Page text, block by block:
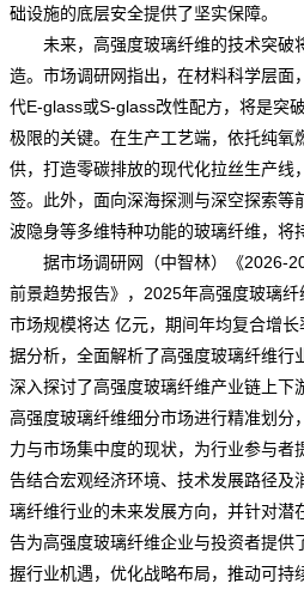
础设施的底层安全提供了坚实保障。
未来，高强度玻璃纤维的技术突破
造。 市场调研网指出，在材料科学层面
代E-glass或S-glass改性配方，将是突
极限的关键。在生产工艺端，依托纯氧
供，打造零碳排放的现代化拉丝生产线
签。此外，面向深海探测与深空探索等
波隐身等多维特种功能的玻璃纤维，将
据市场调研网（中智林）《2026-
前景趋势报告》，2025年高强度玻璃纤
市场规模将达 亿元，期间年均复合增
据分析，全面解析了高强度玻璃纤维行
深入探讨了高强度玻璃纤维产业链上下
高强度玻璃纤维细分市场进行精准划分
力与市场集中度的现状，为行业参与
告结合宏观经济环境、技术发展路径及
璃纤维行业的未来发展方向，并针对潜
告为高强度玻璃纤维企业与投资者提供
握行业机遇，优化战略布局，推动可持